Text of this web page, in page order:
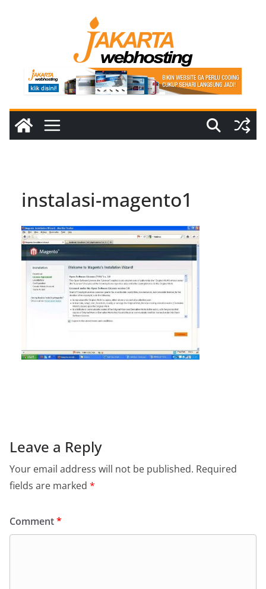
instalasi-magento1
Leave a Reply
Your email address will not be published. Required
fields are marked *
Comment*